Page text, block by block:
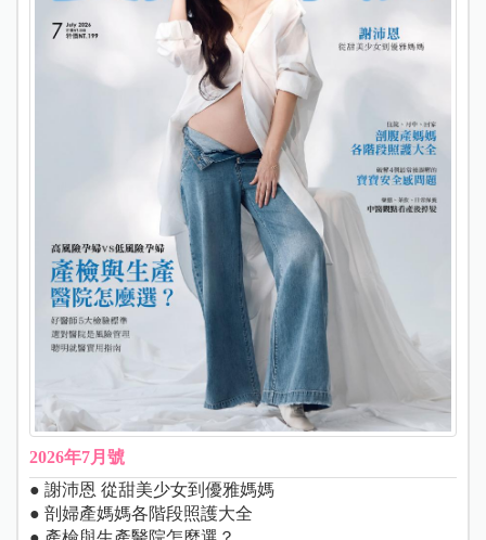
2026年7月號
● 謝沛恩 從甜美少女到優雅媽媽
● 剖婦產媽媽各階段照護大全